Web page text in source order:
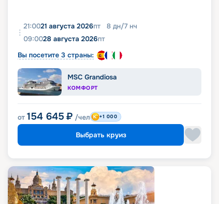
21:0021 августа 2026пт 8 дн/7 нч
09:0028 августа 2026пт
Вы посетите 3 страны:
MSC Grandiosa
КОМФОРТ
от 154 645 ₽ /чел +1 000
Выбрать круиз